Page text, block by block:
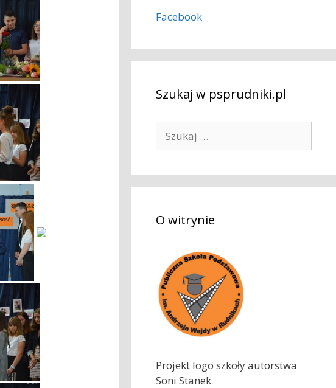
Facebook
Szukaj w psprudniki.pl
k
a
:O witrynie
Projekt logo szkoły autorstwa
Soni Stanek